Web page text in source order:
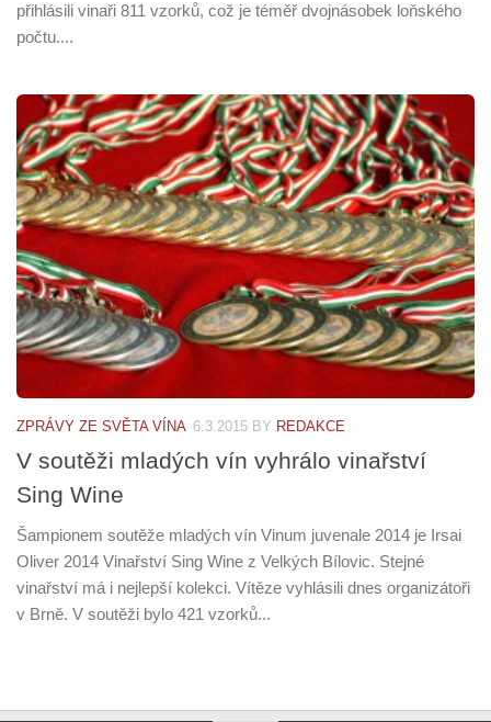
přihlásili vinaři 811 vzorků, což je téměř dvojnásobek loňského
počtu....
ZPRÁVY ZE SVĚTA VÍNA 6.3.2015 BY REDAKCE
V soutěži mladých vín vyhrálo vinařství
Sing Wine
Šampionem soutěže mladých vín Vinum juvenale 2014 je Irsai
Oliver 2014 Vinařství Sing Wine z Velkých Bílovic. Stejné
vinařství má i nejlepší kolekci. Vítěze vyhlásili dnes organizátoři
v Brně. V soutěži bylo 421 vzorků...